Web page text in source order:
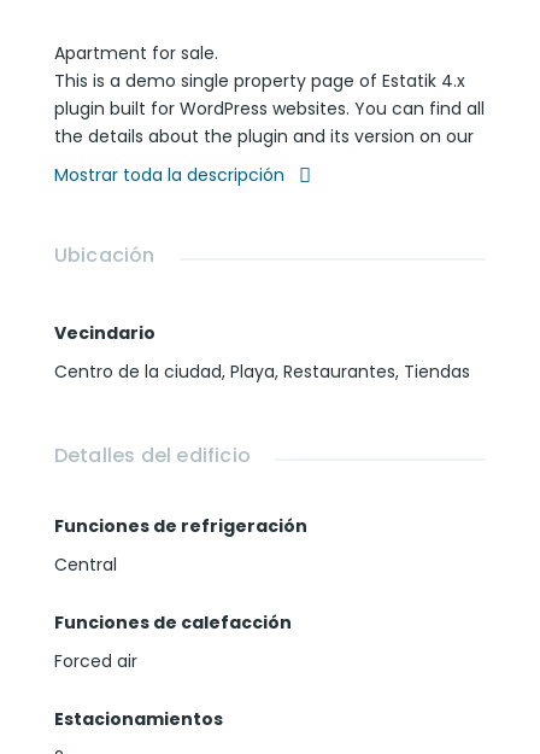
Apartment for sale.
This is a demo single property page of Estatik 4.x
plugin built for WordPress websites. You can find all
the details about the plugin and its version on our
website www.estatik.net.
The best luxurious apartment for buy in Miami
Please call us to get more details and book an
Mostrar toda la descripción
Ubicación
Vecindario
Centro de la ciudad, Playa, Restaurantes, Tiendas
Detalles del edificio
Funciones de refrigeración
Central
Funciones de calefacción
Forced air
Estacionamientos